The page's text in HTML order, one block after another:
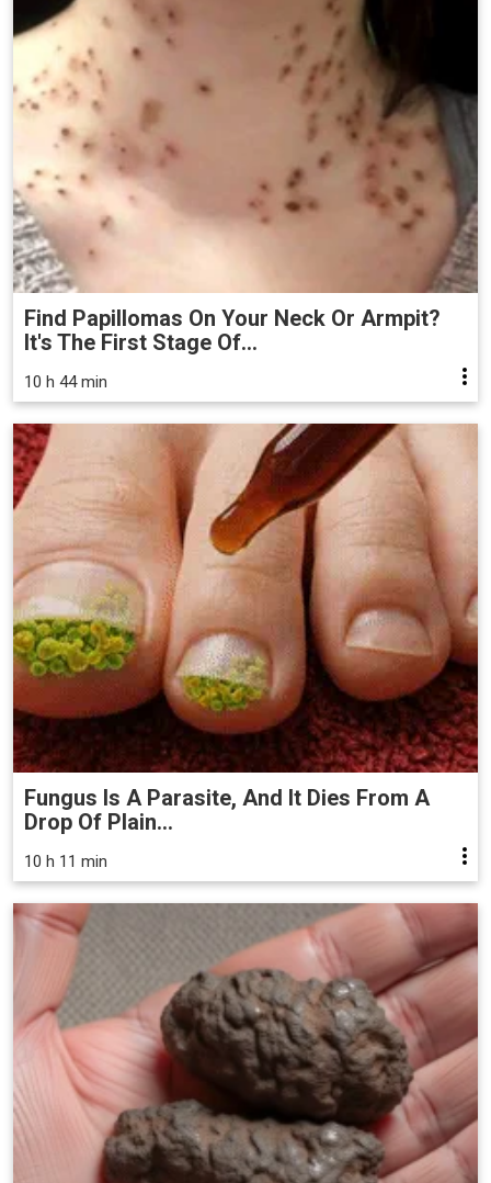
Find Papillomas On Your Neck Or Armpit?
It's The First Stage Of...
10 h 44 min
Fungus Is A Parasite, And It Dies From A
Drop Of Plain...
10 h 11 min